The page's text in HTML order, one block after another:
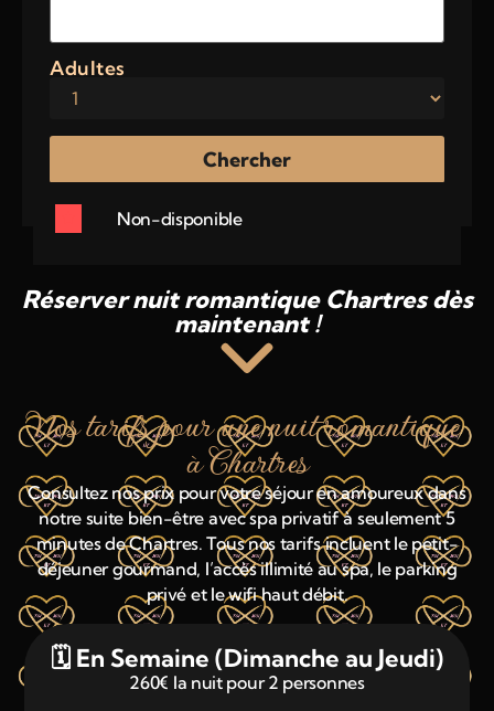
Adultes
Non-disponible
Réserver nuit romantique Chartres dès
maintenant !
Nos tarifs pour une nuit romantique
à Chartres
Consultez nos prix pour votre séjour en amoureux dans
notre suite bien-être avec spa privatif à seulement 5
minutes de Chartres. Tous nos tarifs incluent le petit-
déjeuner gourmand, l’accès illimité au spa, le parking
privé et le wifi haut débit.
🗓️ En Semaine (Dimanche au Jeudi)
260€ la nuit pour 2 personnes